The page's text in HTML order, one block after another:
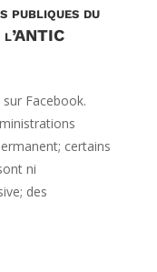
publiques du
l’ANTIC
Facebook.
certains
ni
des